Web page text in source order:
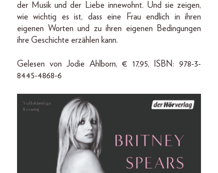
der Musik und der Liebe innewohnt. Und sie zeigen,
wie wichtig es ist, dass eine Frau endlich in ihren
eigenen Worten und zu ihren eigenen Bedingungen
ihre Geschichte erzählen kann.
Gelesen von Jodie Ahlborn, € 17,95, ISBN: 978-3-
8445-4868-6